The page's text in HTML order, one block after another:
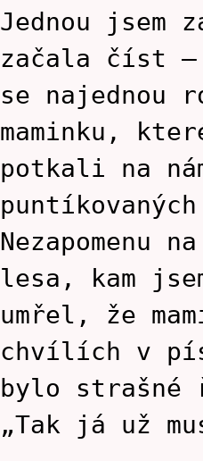
Jednou jsem
začala číst –
se najednou
maminku,
potkali na
Nezapomenu
lesa, kam
umřel, že
chvílích v
bylo
„Tak já už